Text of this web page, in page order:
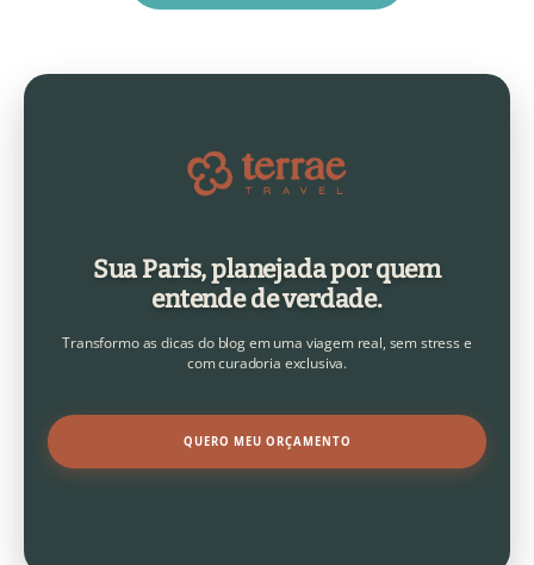
Sua Paris, planejada por quem
entende de verdade.
Transformo as dicas do blog em uma viagem real, sem stress e
com curadoria exclusiva.
QUERO MEU ORÇAMENTO